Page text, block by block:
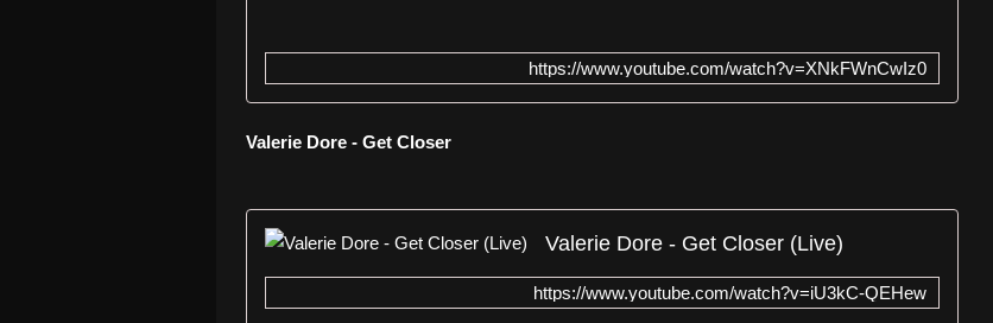
https://www.youtube.com/watch?v=XNkFWnCwIz0
Valerie Dore - Get Closer
Valerie Dore - Get Closer (Live)
https://www.youtube.com/watch?v=iU3kC-QEHew